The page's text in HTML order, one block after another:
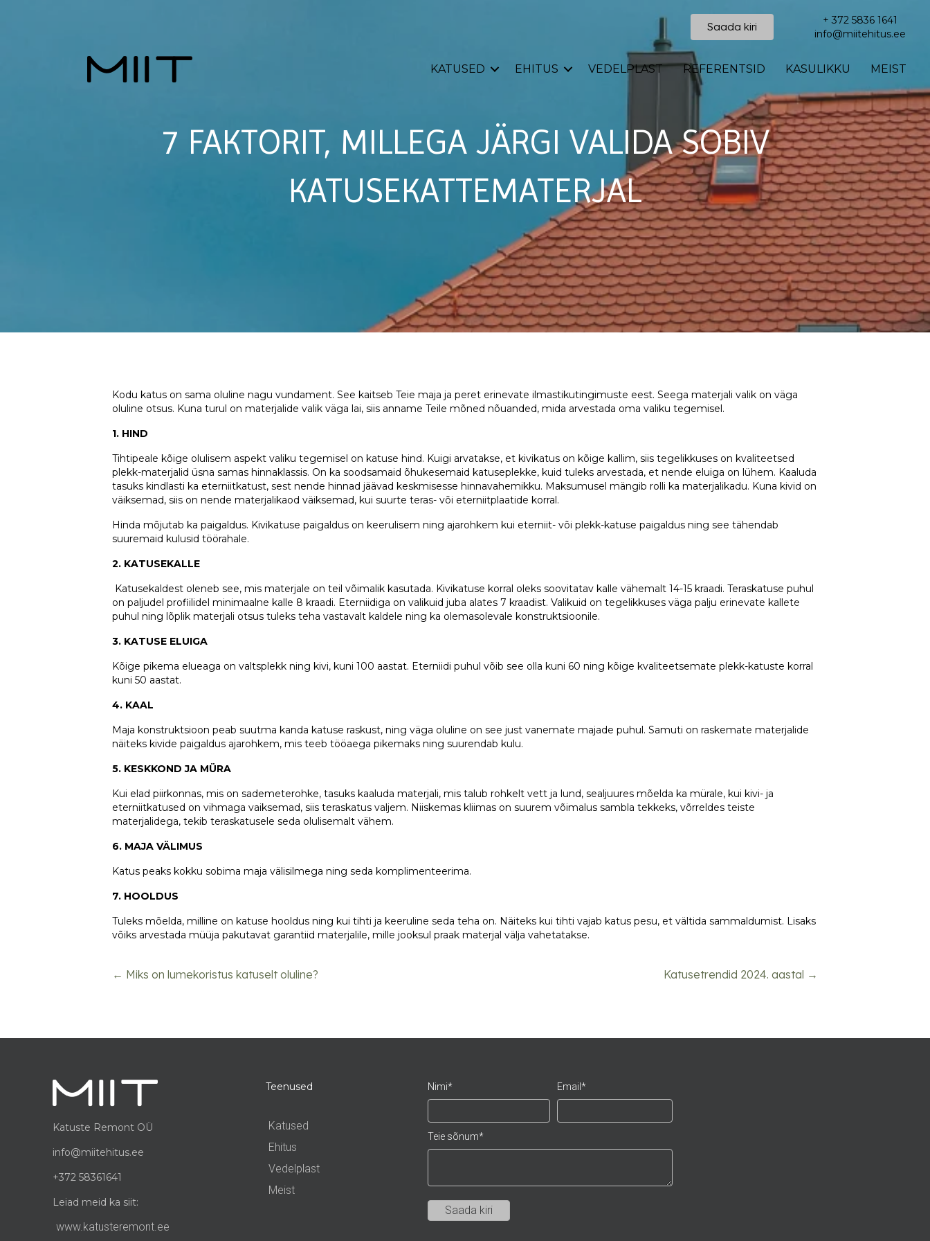
Saada kiri
+ 372 5836 1641
info@miitehitus.ee
KATUSED EHITUS VEDELPLAST REFERENTSID KASULIKKU MEIST
7 FAKTORIT, MILLEGA JÄRGI VALIDA SOBIV
KATUSEKATTEMATERJAL
Kodu katus on sama oluline nagu vundament. See kaitseb Teie maja ja peret erinevate ilmastikutingimuste eest. Seega materjali valik on väga
oluline otsus. Kuna turul on materjalide valik väga lai, siis anname Teile mõned nõuanded, mida arvestada oma valiku tegemisel.
1. HIND
Tihtipeale kõige olulisem aspekt valiku tegemisel on katuse hind. Kuigi arvatakse, et kivikatus on kõige kallim, siis tegelikkuses on kvaliteetsed
plekk-materjalid üsna samas hinnaklassis. On ka soodsamaid õhukesemaid katuseplekke, kuid tuleks arvestada, et nende eluiga on lühem. Kaaluda
tasuks kindlasti ka eterniitkatust, sest nende hinnad jäävad keskmisesse hinnavahemikku. Maksumusel mängib rolli ka materjalikadu. Kuna kivid on
väiksemad, siis on nende materjalikaod väiksemad, kui suurte teras- või eterniitplaatide korral.
Hinda mõjutab ka paigaldus. Kivikatuse paigaldus on keerulisem ning ajarohkem kui eterniit- või plekk-katuse paigaldus ning see tähendab
suuremaid kulusid töörahale.
2. KATUSEKALLE
Katusekaldest oleneb see, mis materjale on teil võimalik kasutada. Kivikatuse korral oleks soovitatav kalle vähemalt 14-15 kraadi. Teraskatuse puhul
on paljudel profiilidel minimaalne kalle 8 kraadi. Eterniidiga on valikuid juba alates 7 kraadist. Valikuid on tegelikkuses väga palju erinevate kallete
puhul ning lõplik materjali otsus tuleks teha vastavalt kaldele ning ka olemasolevale konstruktsioonile.
3. KATUSE ELUIGA
Kõige pikema elueaga on valtsplekk ning kivi, kuni 100 aastat. Eterniidi puhul võib see olla kuni 60 ning kõige kvaliteetsemate plekk-katuste korral
kuni 50 aastat.
4. KAAL
Maja konstruktsioon peab suutma kanda katuse raskust, ning väga oluline on see just vanemate majade puhul. Samuti on raskemate materjalide
näiteks kivide paigaldus ajarohkem, mis teeb tööaega pikemaks ning suurendab kulu.
5. KESKKOND JA MÜRA
Kui elad piirkonnas, mis on sademeterohke, tasuks kaaluda materjali, mis talub rohkelt vett ja lund, sealjuures mõelda ka mürale, kui kivi- ja
eterniitkatused on vihmaga vaiksemad, siis teraskatus valjem. Niiskemas kliimas on suurem võimalus sambla tekkeks, võrreldes teiste
materjalidega, tekib teraskatusele seda olulisemalt vähem.
6. MAJA VÄLIMUS
Katus peaks kokku sobima maja välisilmega ning seda komplimenteerima.
7. HOOLDUS
Tuleks mõelda, milline on katuse hooldus ning kui tihti ja keeruline seda teha on. Näiteks kui tihti vajab katus pesu, et vältida sammaldumist. Lisaks
võiks arvestada müüja pakutavat garantiid materjalile, mille jooksul praak materjal välja vahetatakse.
POSTS
← Miks on lumekoristus katuselt oluline? Katusetrendid 2024. aastal →
Katuste Remont OÜ
info@miitehitus.ee
+372 58361641
Leiad meid ka siit:
www.katusteremont.ee
Teenused
Katused
Ehitus
Vedelplast
Meist
Nimi Email
Teie sõnum
Saada kiri